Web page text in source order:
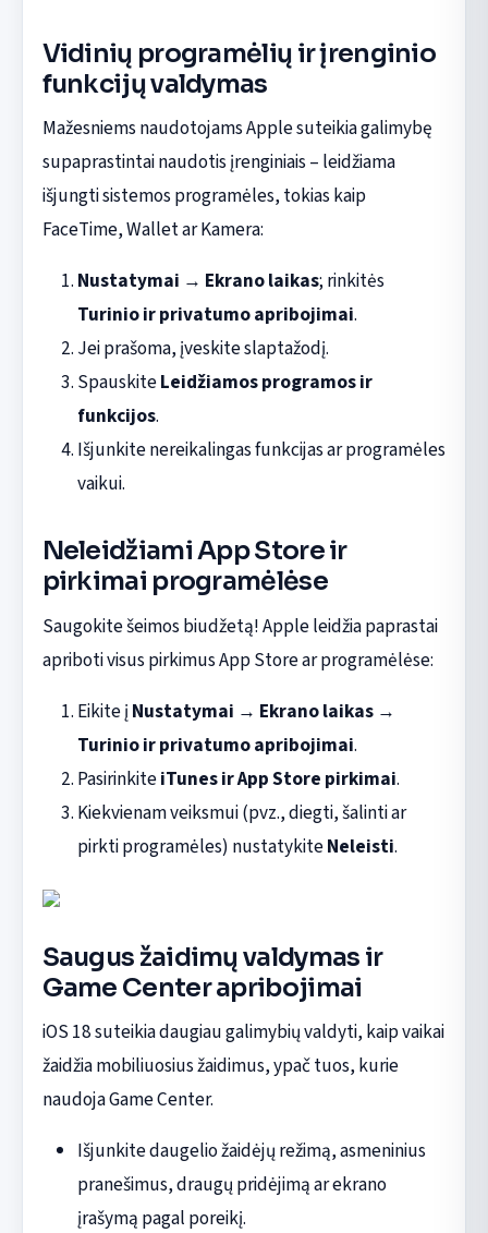
Vidinių programėlių ir įrenginio
funkcijų valdymas
Mažesniems naudotojams Apple suteikia galimybę
supaprastintai naudotis įrenginiais – leidžiama
išjungti sistemos programėles, tokias kaip
FaceTime, Wallet ar Kamera:
Nustatymai → Ekrano laikas; rinkitės
Turinio ir privatumo apribojimai.
Jei prašoma, įveskite slaptažodį.
SpauskiteLeidžiamos programos ir
funkcijos.
Išjunkite nereikalingas funkcijas ar programėles
vaikui.
Neleidžiami App Store ir
pirkimai programėlėse
Saugokite šeimos biudžetą! Apple leidžia paprastai
apriboti visus pirkimus App Store ar programėlėse:
Eikite į Nustatymai → Ekrano laikas→
Turinio ir privatumo apribojimai.
PasirinkiteiTunes ir App Store pirkimai.
Kiekvienam veiksmui (pvz., diegti, šalinti ar
pirkti programėles) nustatykiteNeleisti.
Saugus žaidimų valdymas ir
Game Center apribojimai
iOS 18 suteikia daugiau galimybių valdyti, kaip vaikai
žaidžia mobiliuosius žaidimus, ypač tuos, kurie
naudoja Game Center.
Išjunkite daugelio žaidėjų režimą, asmeninius
pranešimus, draugų pridėjimą ar ekrano
įrašymą pagal poreikį.